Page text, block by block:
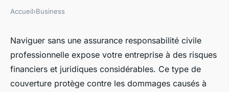
Assurance responsabilité
civile professionnel : à quoi
sert ce type de couverture ?
Accueil›Business
Naviguer sans une assurance responsabilité civile
professionnelle expose votre entreprise à des risques
financiers et juridiques considérables. Ce type de
couverture protège contre les dommages causés à